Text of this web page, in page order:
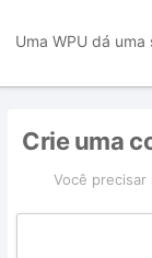
Uma WPU dá uma
Crie uma
Você precisar